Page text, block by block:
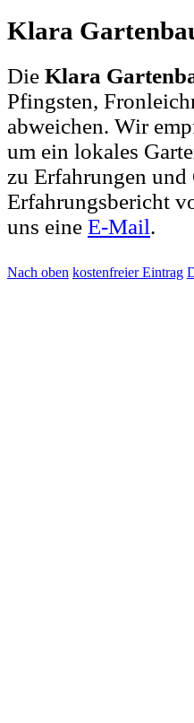
Klara
Die Klara
Pfingsten,
abweichen. Wir
um ein lokales
zu Erfahrungen und
Erfahrungsbericht
uns eine E-Mail.
Nach oben kostenfreier Eintrag